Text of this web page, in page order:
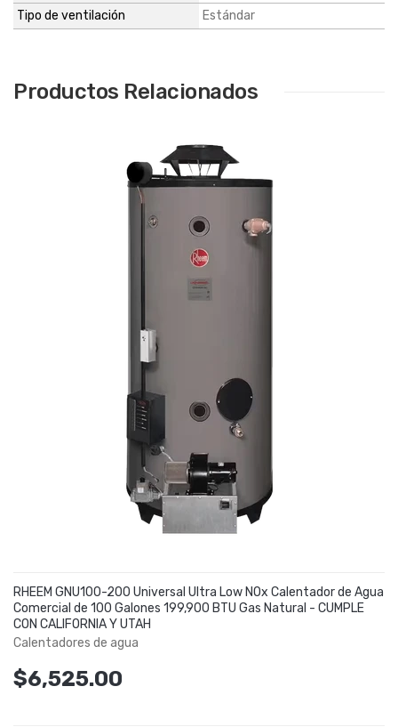
Tipo de ventilación Estándar
Productos Relacionados
RHEEM GNU100-200 Universal Ultra Low NOx Calentador de Agua
Comercial de 100 Galones 199,900 BTU Gas Natural - CUMPLE
CON CALIFORNIA Y UTAH
Calentadores de agua
$6,525.00